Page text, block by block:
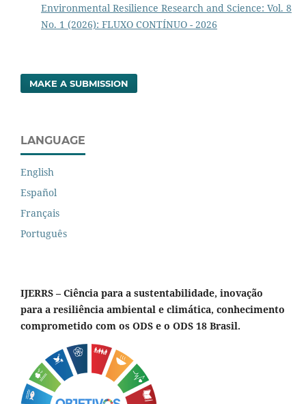
Environmental Resilience Research and Science: Vol. 8
No. 1 (2026): FLUXO CONTÍNUO - 2026
MAKE A SUBMISSION
LANGUAGE
English
Español
Français
Português
IJERRS – Ciência para a sustentabilidade, inovação
para a resiliência ambiental e climática, conhecimento
comprometido com os ODS e o ODS 18 Brasil.